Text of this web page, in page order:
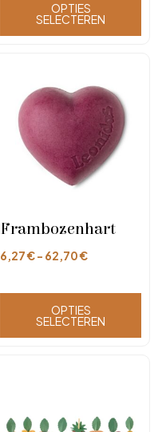
OPTIES
SELECTEREN
Frambozenhart
6,27€- 62,70€
OPTIES
SELECTEREN